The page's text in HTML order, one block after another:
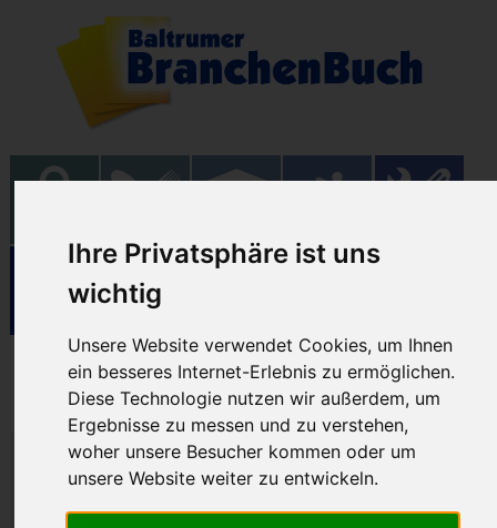
Ihre Privatsphäre ist uns
wichtig
Unsere Website verwendet Cookies, um Ihnen
ein besseres Internet-Erlebnis zu ermöglichen.
Diese Technologie nutzen wir außerdem, um
Ergebnisse zu messen und zu verstehen,
woher unsere Besucher kommen oder um
unsere Website weiter zu entwickeln.
Insel-Markt